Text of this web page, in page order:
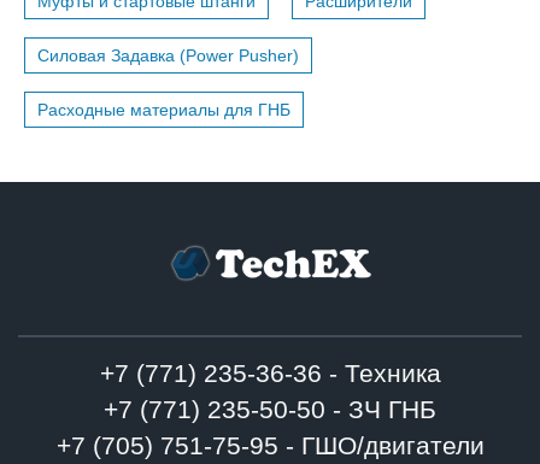
Силовая Задавка (Power Pusher)
Расходные материалы для ГНБ
+7 (771) 235-36-36 - Техника
+7 (771) 235-50-50 - ЗЧ ГНБ
+7 (705) 751-75-95 - ГШО/двигатели